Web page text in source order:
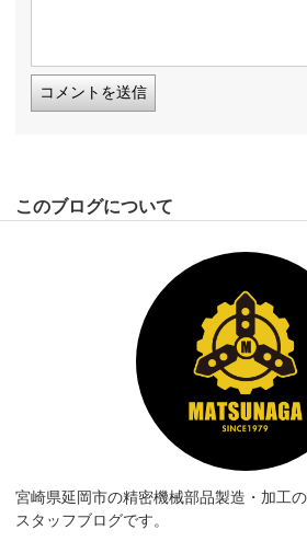
このブログについて
宮崎県延岡市の精密機械部品製造・加工
スタッフブログです。